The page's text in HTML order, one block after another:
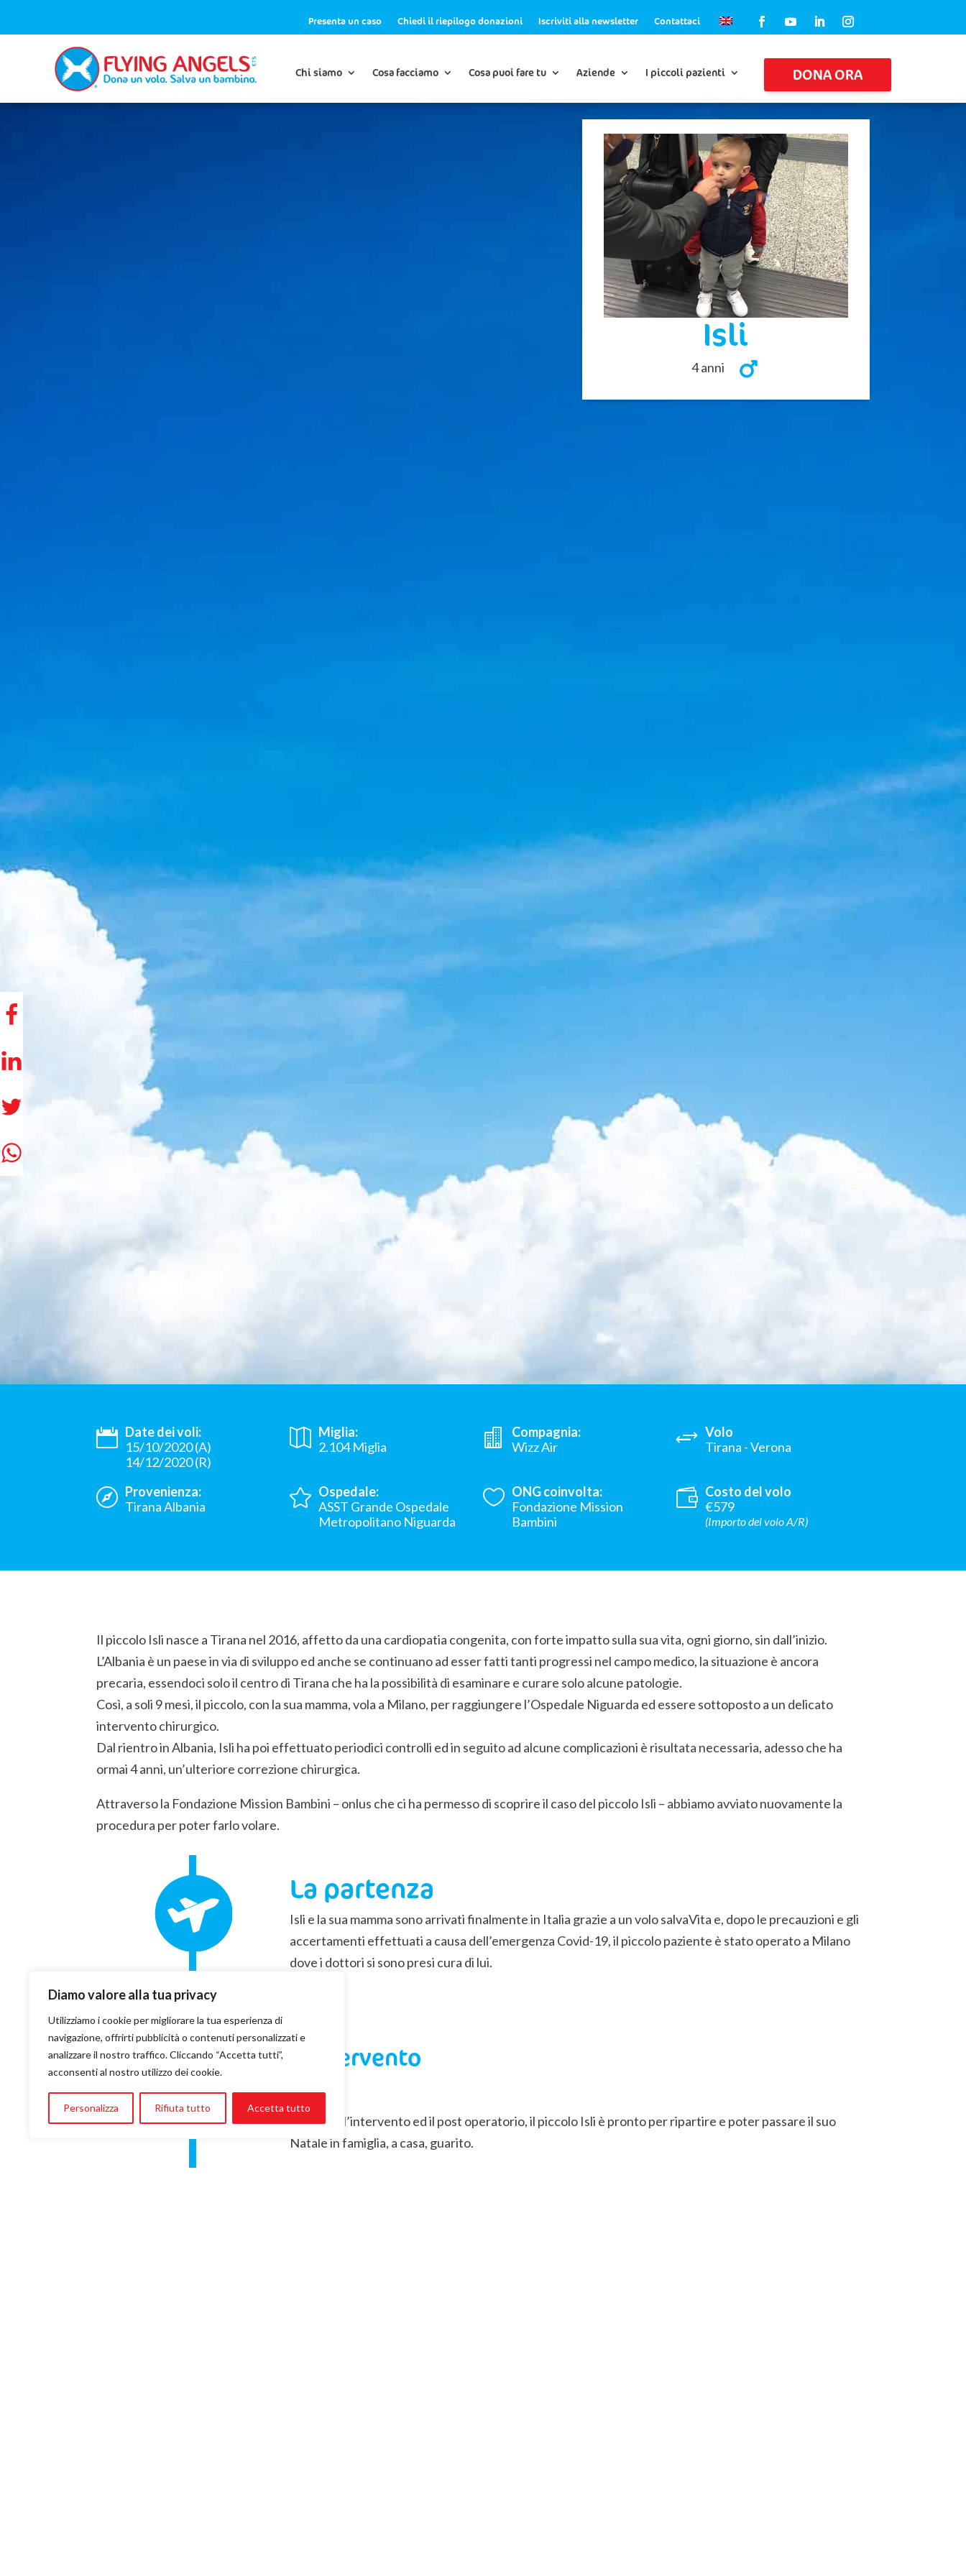
Diamo valore alla tua privacy
Utilizziamo i cookie per migliorare la tua esperienza di
navigazione, offrirti pubblicità o contenuti personalizzati e
analizzare il nostro traffico. Cliccando “Accetta tutti”,
acconsenti al nostro utilizzo dei cookie.
Personalizza Rifiuta tutto Accetta tutto
Presenta un caso Chiedi il riepilogo donazioni Iscriviti alla newsletter Contattaci
Chi siamo Cosa facciamo Cosa puoi fare tu Aziende I piccoli pazienti DONA ORA
Isli
4 anni
Date dei voli:
15/10/2020 (A)
14/12/2020 (R)
Miglia:
2.104 Miglia
Compagnia:
Wizz Air
Volo
Tirana - Verona
Provenienza:
Tirana Albania
Ospedale:
ASST Grande Ospedale
Metropolitano Niguarda
ONG coinvolta:
Fondazione Mission
Bambini
Costo del volo
€579
(Importo del volo A/R)
Il piccolo Isli nasce a Tirana nel 2016, affetto da una cardiopatia congenita, con forte impatto sulla sua vita, ogni giorno, sin dall’inizio.
L’Albania è un paese in via di sviluppo ed anche se continuano ad esser fatti tanti progressi nel campo medico, la situazione è ancora
precaria, essendoci solo il centro di Tirana che ha la possibilità di esaminare e curare solo alcune patologie.
Così, a soli 9 mesi, il piccolo, con la sua mamma, vola a Milano, per raggiungere l’Ospedale Niguarda ed essere sottoposto a un delicato
intervento chirurgico.
Dal rientro in Albania, Isli ha poi effettuato periodici controlli ed in seguito ad alcune complicazioni è risultata necessaria, adesso che ha
ormai 4 anni, un’ulteriore correzione chirurgica.
Attraverso la Fondazione Mission Bambini – onlus che ci ha permesso di scoprire il caso del piccolo Isli – abbiamo avviato nuovamente la
procedura per poter farlo volare.
La partenza
Isli e la sua mamma sono arrivati finalmente in Italia grazie a un volo salvaVita e, dopo le precauzioni e gli
accertamenti effettuati a causa dell’emergenza Covid-19, il piccolo paziente è stato operato a Milano
dove i dottori si sono presi cura di lui.
L'intervento
Superato l’intervento ed il post operatorio, il piccolo Isli è pronto per ripartire e poter passare il suo
Natale in famiglia, a casa, guarito.